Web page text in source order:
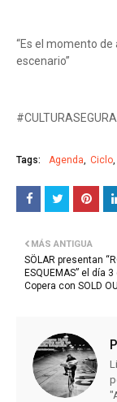
“Es el momento de
escenario”
#CULTURASEGURA
Tags: Agenda Ciclo
MÁS ANTIGUA
SÖLAR presentan
ESQUEMAS” el día
Copera con SOLD